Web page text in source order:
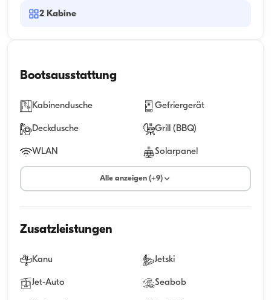
2 Kabine
Bootsausstattung
Kabinendusche Gefriergerät
Deckdusche Grill (BBQ)
WLAN Solarpanel
Alle anzeigen (+9)
Zusatzleistungen
Kanu Jetski
Jet-Auto Seabob